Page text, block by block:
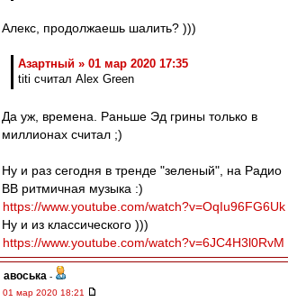
Алекс, продолжаешь шалить? )))
Азартный » 01 мар 2020 17:35
titi считал Alex Green
Да уж, времена. Раньше Эд грины только в
миллионах считал ;)
Ну и раз сегодня в тренде "зеленый", на Радио
ВВ ритмичная музыка :)
https://www.youtube.com/watch?v=OqIu96FG6Uk
Ну и из классического )))
https://www.youtube.com/watch?v=6JC4H3l0RvM
авоська -
01 мар 2020 18:21